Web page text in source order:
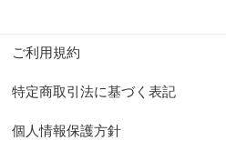
ご利用規約
特定商取引法に基づく表記
個人情報保護方針